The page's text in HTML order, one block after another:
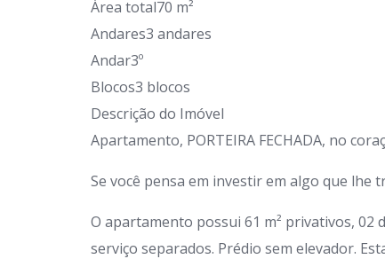
Área total70 m²
Andares3 andares
Andar3º
Blocos3 blocos
Descrição do Imóvel
Apartamento, PORTEIRA FECHADA, no
Se você pensa em investir em algo que lhe
O apartamento possui 61 m² privativos, 02
serviço separados. Prédio sem elevador.